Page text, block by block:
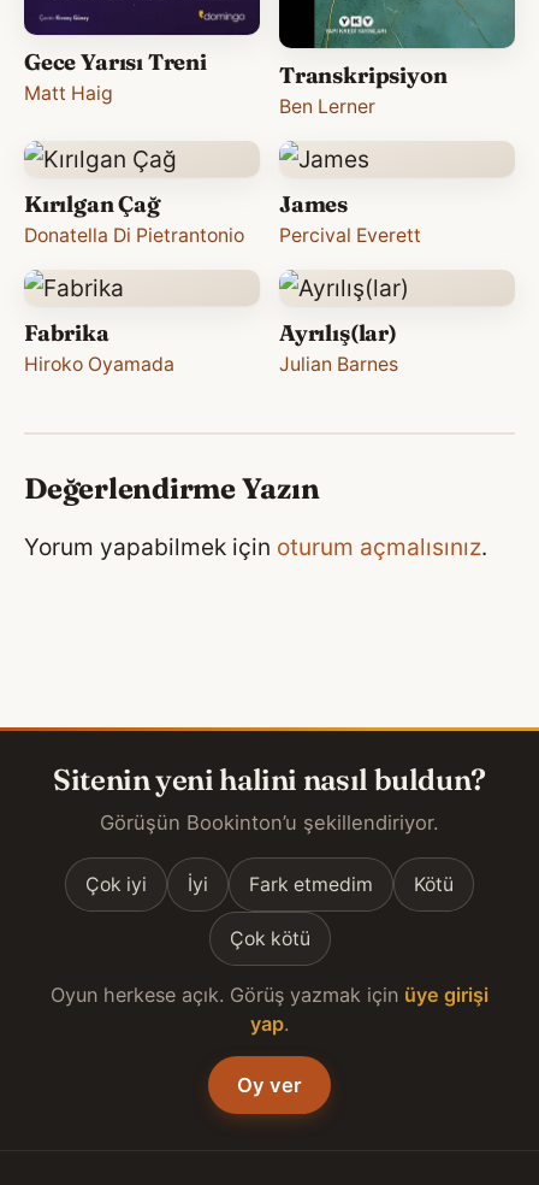
Gece Yarısı Treni
Matt Haig
Transkripsiyon
Ben Lerner
Kırılgan Çağ
Donatella Di Pietrantonio
James
Percival Everett
Fabrika
Hiroko Oyamada
Ayrılış(lar)
Julian Barnes
Değerlendirme Yazın
Yorum yapabilmek için oturum açmalısınız.
Sitenin yeni halini nasıl buldun?
Görüşün Bookinton’u şekillendiriyor.
Çok iyi İyi Fark etmedim Kötü
Çok kötü
Oyun herkese açık. Görüş yazmak için üye girişi
yap.
Oy ver